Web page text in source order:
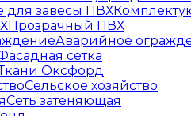
Прозрачный ПВХ
Аварийное
сетка
Оксфорд
Сельское хозяйство
Сеть затеняющая